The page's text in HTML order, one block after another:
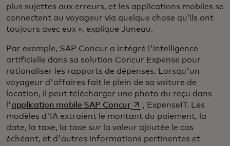
plus sujettes aux erreurs, et les applications mobiles se
connectent au voyageur via quelque chose qu’ils ont
toujours avec eux », explique Juneau.
Par exemple, SAP Concur a intégré l'intelligence
artificielle dans sa solution Concur Expense pour
rationaliser les rapports de dépenses. Lorsqu'un
voyageur d'affaires fait le plein de sa voiture de
location, il peut télécharger une photo du reçu dans
l'application mobile SAP Concurs’ouvre dans un nouvel
, ExpenseIT. Les
modèles d'IA extraient le montant du paiement, la
date, la taxe, la taxe sur la valeur ajoutée le cas
échéant, et d'autres informations pertinentes et